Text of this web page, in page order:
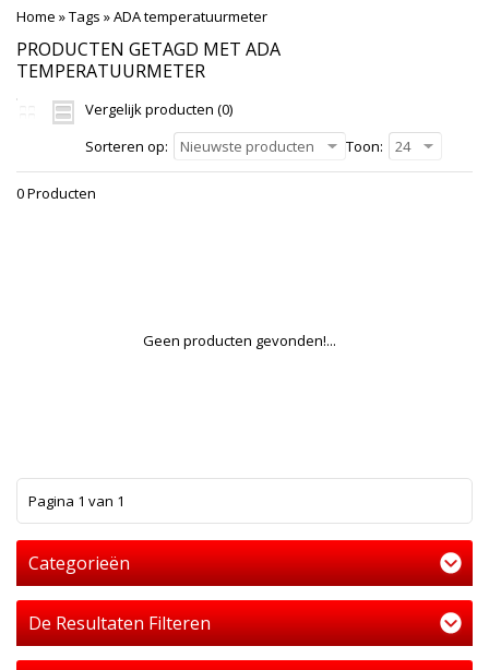
Home »Tags »ADA temperatuurmeter
PRODUCTEN GETAGD MET ADA
TEMPERATUURMETER
Vergelijk producten (0)
Sorteren op:
Nieuwste producten Toon: 24
0 Producten
Geen producten gevonden!...
Pagina 1 van 1
Categorieën
De Resultaten Filteren